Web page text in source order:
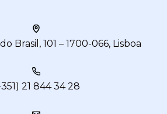
Brasil, 101 – 1700-066, Lisboa
21 844 34 28